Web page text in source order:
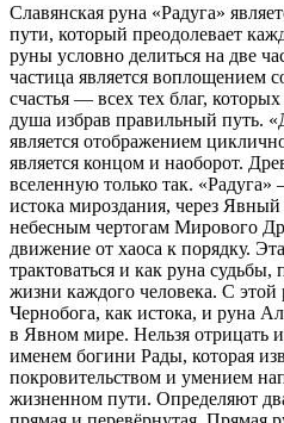
Славянская руна «Радуга»
пути, который преодолевает
руны условно делиться на две
частица является воплощением
счастья — всех тех благ,
душа избрав правильный путь.
является отображением
является концом и наоборот.
вселенную только так.
истока мироздания, через
небесным чертогам Мирового
движение от хаоса к порядку.
трактоваться и как руна
жизни каждого человека. С
Чернобога, как истока, и руна
в Явном мире. Нельзя отрицать
именем богини Рады, которая
покровительством и умением
жизненном пути. Определяют